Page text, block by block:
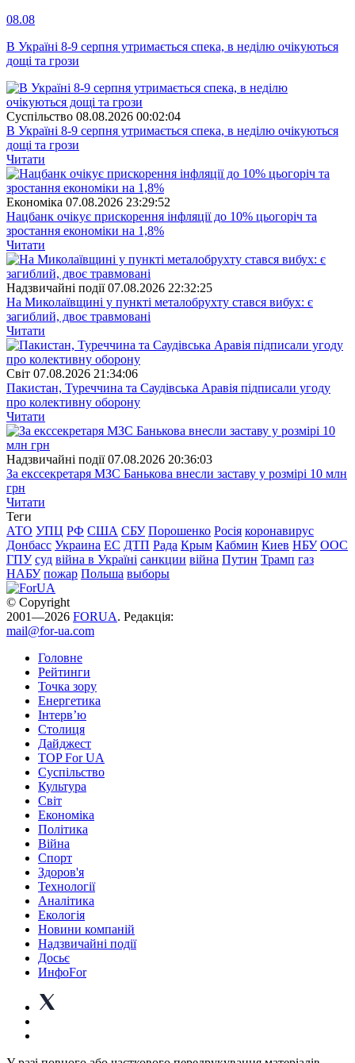
08.08
В Україні 8-9 серпня утримається спека, в неділю очікуються
дощі та грози
Суспiльство 08.08.2026 00:02:04
В Україні 8-9 серпня утримається спека, в неділю очікуються
дощі та грози
Читати
Економіка 07.08.2026 23:29:52
Нацбанк очікує прискорення інфляції до 10% цьогоріч та
зростання економіки на 1,8%
Читати
Надзвичайні події 07.08.2026 22:32:25
На Миколаївщині у пункті металобрухту стався вибух: є
загиблий, двоє травмовані
Читати
Свiт 07.08.2026 21:34:06
Пакистан, Туреччина та Саудівська Аравія підписали угоду
про колективну оборону
Читати
Надзвичайні події 07.08.2026 20:36:03
За екссекретаря МЗС Банькова внесли заставу у розмірі 10 млн
грн
Читати
Теги
АТО УПЦ РФ США СБУ Порошенко Росія коронавирус
Донбасс Украина ЕС ДТП Рада Крым Кабмин Киев НБУ ООС
ГПУ суд війна в Україні санкции війна Путин Трамп газ
НАБУ пожар Польша выборы
© Copyright
2001—2026 FORUA. Редакція:
mail@for-ua.com
Головне
Рейтинги
Точка зору
Енергетика
Інтерв’ю
Столиця
Дайджест
TOP For UA
Суспiльство
Культура
Світ
Економіка
Політика
Війна
Спорт
Здоров'я
Технології
Аналітика
Екологія
Новини компаній
Надзвичайні події
Досьє
ИнфоFor